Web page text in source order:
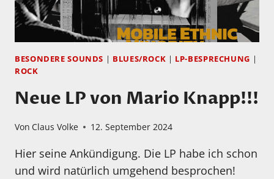
BESONDERE SOUNDS BLUES/ROCK LP-BESPRECHUNG
ROCK
Neue LP von Mario Knapp!!!
Von Claus Volke 12. September 2024
Hier seine Ankündigung. Die LP habe ich schon
und wird natürlich umgehend besprochen!